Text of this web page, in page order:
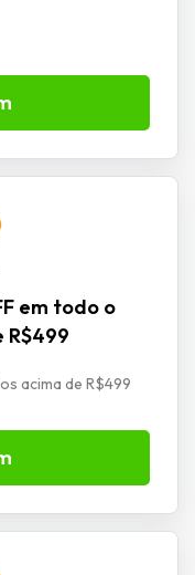
em todo o
R$499
acima de R$499